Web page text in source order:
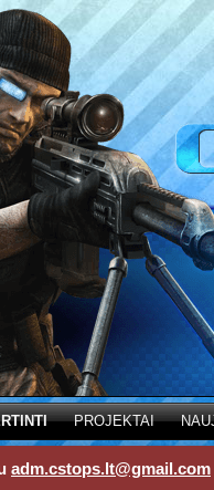
PROJEKTAI
adm.cstops.lt@gmail.com